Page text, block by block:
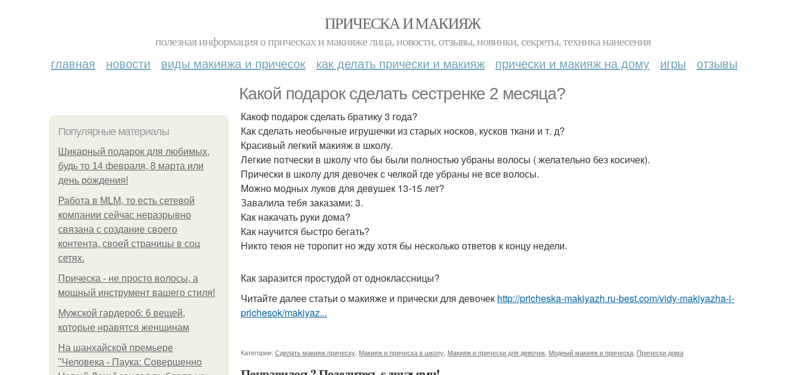
ПРИЧЕСКА И МАКИЯЖ
полезная информация о прическах и макияже лица, новости, отзывы, новинки, секреты, техника нанесения
главная новости виды макияжа и причесок как делать прически и макияж прически и макияж на дому игры отзывы
Какой подарок сделать сестренке 2 месяца?
Популярные материалы
Шикарный подарок для любимых,
будь то 14 февраля, 8 марта или
день рождения!
Работа в MLM, то есть сетевой
компании сейчас неразрывно
связана с создание своего
контента, своей страницы в соц
сетях.
Прическа - не просто волосы, а
мощный инструмент вашего стиля!
Мужской гардероб: 6 вещей,
которые нравятся женщинам
На шанхайской премьере
"Человека - Паука: Совершенно
Какоф подарок сделать братику 3 года?
Как сделать необычные игрушечки из старых носков, кусков ткани и т. д?
Красивый легкий макияж в школу.
Легкие потчески в школу что бы были полностью убраны волосы ( желательно без косичек).
Прически в школу для девочек с челкой где убраны не все волосы.
Можно модных луков для девушек 13-15 лет?
Завалила тебя заказами: 3.
Как накачать руки дома?
Как научится быстро бегать?
Никто теюя не торопит но жду хотя бы несколько ответов к концу недели.
Как заразится простудой от одноклассницы?
Читайте далее статьи о макияже и прически для девочек http://pricheska-makiyazh.ru-best.com/vidy-makiyazha-i-
prichesok/makiyaz...
Категории: Сделать макияж прическу Макияж и прическа в школу Макияж и прически для девочек Модный макияж и прическа Прически дома